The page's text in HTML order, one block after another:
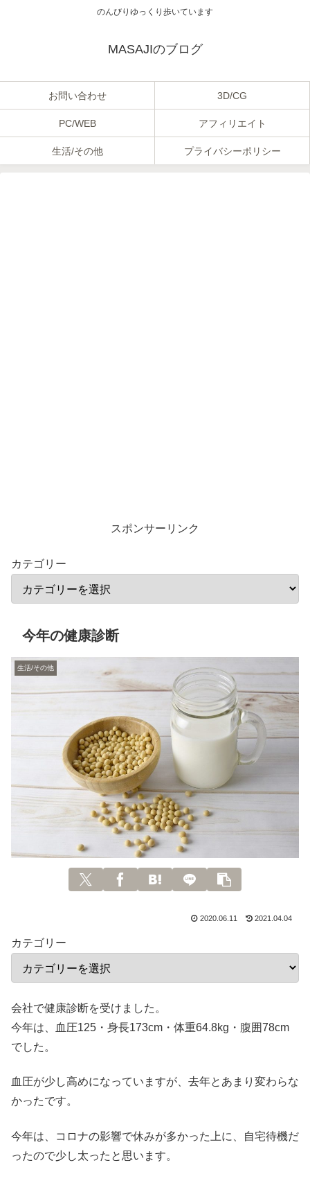
のんびりゆっくり歩いています
MASAJIのブログ
お問い合わせ 3D/CG
PC/WEB アフィリエイト
生活/その他 プライバシーポリシー
スポンサーリンク
カテゴリー
今年の健康診断
生活/その他
2020.06.11 2021.04.04
カテゴリー
会社で健康診断を受けました。
今年は、血圧125・身長173cm・体重64.8kg・腹囲78cm
でした。
血圧が少し高めになっていますが、去年とあまり変わらな
かったです。
今年は、コロナの影響で休みが多かった上に、自宅待機だ
ったので少し太ったと思います。